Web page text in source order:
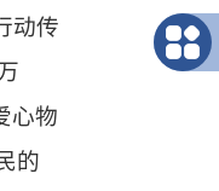
动传
心物
的